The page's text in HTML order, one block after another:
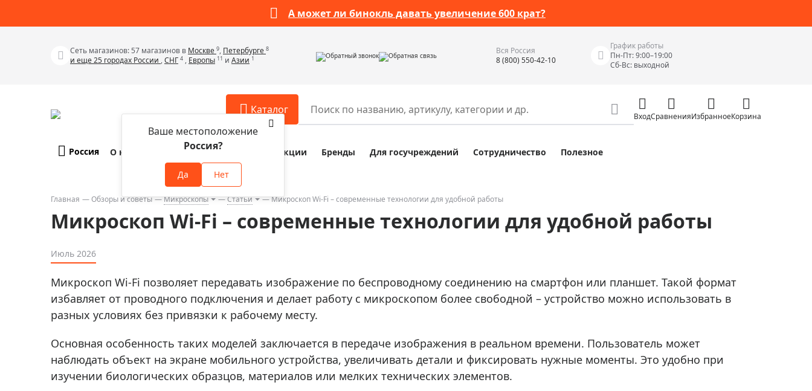
А может ли бинокль давать увеличение 600 крат?
Сеть магазинов: 57 магазинов в Москве 9, Петербурге 8
и еще 25 городах России ,СНГ 4 , Европы 11 и Азии 1 Обратный звонок Обратная связь
Вся Россия
8 (800) 550-42-10
График работы
Пн-Пт: 9:00–19:00
Сб-Вс: выходной
Каталог
Телескопы
Бинокли
Зрительные трубы
Приборы ночного видения
Тепловизоры
Фотогаджеты
Метеостанции, барометры, часы
Аксессуары для микроскопов
Аксессуары для зрительных труб
Аксессуары для биноклей
видения
Распродажа
ценам
Распродажа выставочных образцов
Разное
Компасы
Наборы исследователя Bresser Junior
Наборы для химических опытов
Лазерные дальномеры
Средства для очистки оптики
Трихинеллоскопы
Измерительные инструменты
Цифровые уровни и угломеры
Электроизмерительные приборы
Приборы для обслуживания сетей
Лазерные дальномеры
Измерители параметров окружающей
ВходСравненияИзбранноеКорзина
Россия
Ваше местоположение
Россия?
Да Нет
О компании Оплата и доставка Акции Бренды Для госучреждений Сотрудничество Полезное
Главная Обзоры и советы Микроскопы Статьи Микроскоп Wi-Fi – современные технологии для удобной работы
Микроскоп Wi-Fi – современные технологии для удобной работы
Июль 2026
Микроскоп Wi-Fi позволяет передавать изображение по беспроводному соединению на смартфон или планшет. Такой формат
избавляет от проводного подключения и делает работу с микроскопом более свободной – устройство можно использовать в
разных условиях без привязки к рабочему месту.
Основная особенность таких моделей заключается в передаче изображения в реальном времени. Пользователь может
наблюдать объект на экране мобильного устройства, увеличивать детали и фиксировать нужные моменты. Это удобно при
изучении биологических образцов, материалов или мелких технических элементов.